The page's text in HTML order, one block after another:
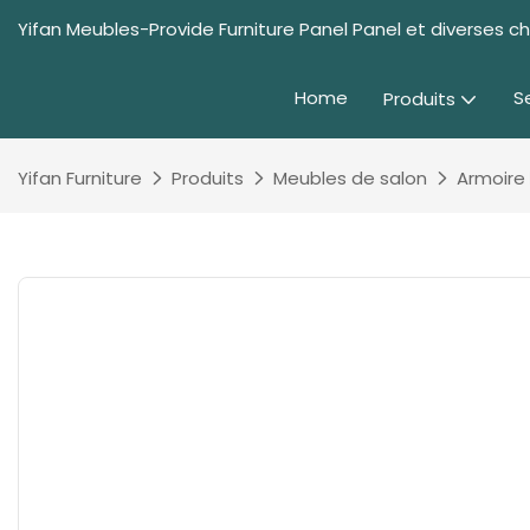
Yifan Meubles-Provide Furniture Panel Panel et diverses
Home Produits
Yifan Furniture Produits Meubles de salon